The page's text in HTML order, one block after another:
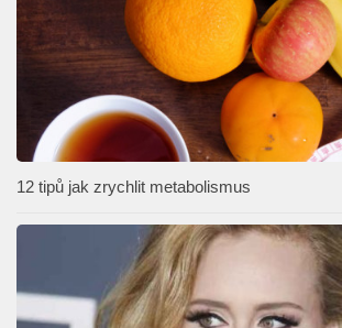
12 tipů jak zrychlit metabolismus